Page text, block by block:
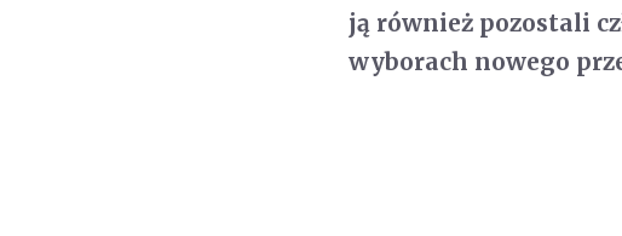
ją również pozostali
wyborach nowego